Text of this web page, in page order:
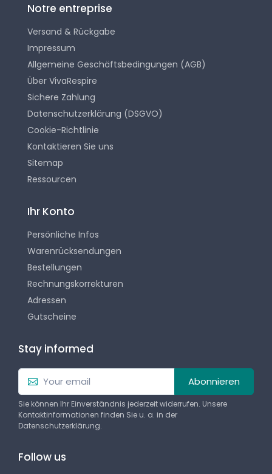
Notre entreprise
Versand & Rückgabe
Impressum
Allgemeine Geschäftsbedingungen (AGB)
Über VivaRespire
Sichere Zahlung
Datenschutzerklärung (DSGVO)
Cookie-Richtlinie
Kontaktieren Sie uns
Sitemap
Ressourcen
Ihr Konto
Persönliche Infos
Warenrücksendungen
Bestellungen
Rechnungskorrekturen
Adressen
Gutscheine
Stay informed
Abonnieren
Sie können Ihr Einverständnis jederzeit widerrufen. Unsere
Kontaktinformationen finden Sie u. a. in der
Datenschutzerklärung.
Follow us